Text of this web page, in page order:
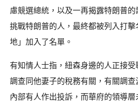
慮競選總統，以及一再揭露特朗普
挑戰特朗普的人，最終都被列入打
地」加入了名單。
有知情人士指，紐森身邊的人正接
調查同他妻子的稅務有關，有關調
內部有人作出投訴，而華府的領導